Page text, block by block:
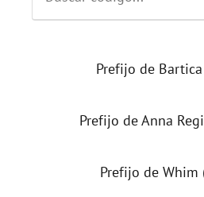
Prefijo de Bartica
Prefijo de Anna
Prefijo de Whim